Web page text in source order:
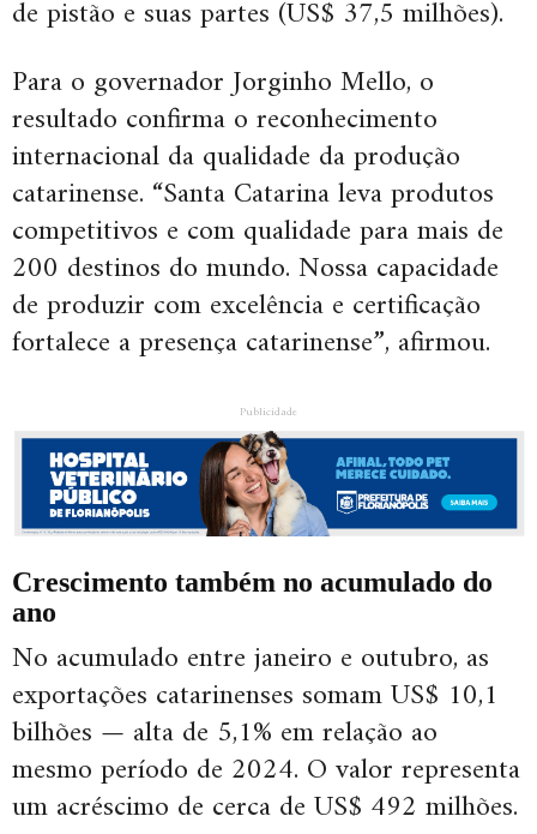
de pistão e suas partes (US$ 37,5 milhões).
Para o governador Jorginho Mello, o
resultado confirma o reconhecimento
internacional da qualidade da produção
catarinense. “Santa Catarina leva produtos
competitivos e com qualidade para mais de
200 destinos do mundo. Nossa capacidade
de produzir com excelência e certificação
fortalece a presença catarinense”, afirmou.
Publicidade
Crescimento também no acumulado do
ano
No acumulado entre janeiro e outubro, as
exportações catarinenses somam US$ 10,1
bilhões — alta de 5,1% em relação ao
mesmo período de 2024. O valor representa
um acréscimo de cerca de US$ 492 milhões.